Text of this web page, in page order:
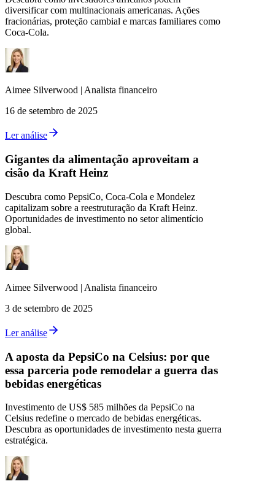
diversificar com multinacionais americanas. Ações
fracionárias, proteção cambial e marcas familiares como
Coca-Cola.
Aimee Silverwood Analista financeiro
16 de setembro de 2025
Ler análise
Gigantes da alimentação aproveitam a
cisão da Kraft Heinz
Descubra como PepsiCo, Coca-Cola e Mondelez
capitalizam sobre a reestruturação da Kraft Heinz.
Oportunidades de investimento no setor alimentício
global.
Aimee Silverwood | Analista financeiro
3 de setembro de 2025
Ler análise
A aposta da PepsiCo na Celsius: por que
essa parceria pode remodelar a guerra das
bebidas energéticas
Investimento de US$ 585 milhões da PepsiCo na
Celsius redefine o mercado de bebidas energéticas.
Descubra as oportunidades de investimento nesta guerra
estratégica.